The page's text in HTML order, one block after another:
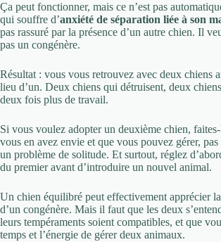
Ça peut fonctionner, mais ce n’est pas
qui souffre d’anxiété de séparation liée à son
pas rassuré par la présence d’un autre chien. Il
pas un congénère.
Résultat : vous vous retrouvez avec deux chiens
lieu d’un. Deux chiens qui détruisent, deux
deux fois plus de travail.
Si vous voulez adopter un deuxième chien,
vous en avez envie et que vous pouvez gérer,
un problème de solitude. Et surtout, réglez
du premier avant d’introduire un nouvel animal.
Un chien équilibré peut effectivement apprécier
d’un congénère. Mais il faut que les deux
leurs tempéraments soient compatibles, et que
temps et l’énergie de gérer deux animaux.